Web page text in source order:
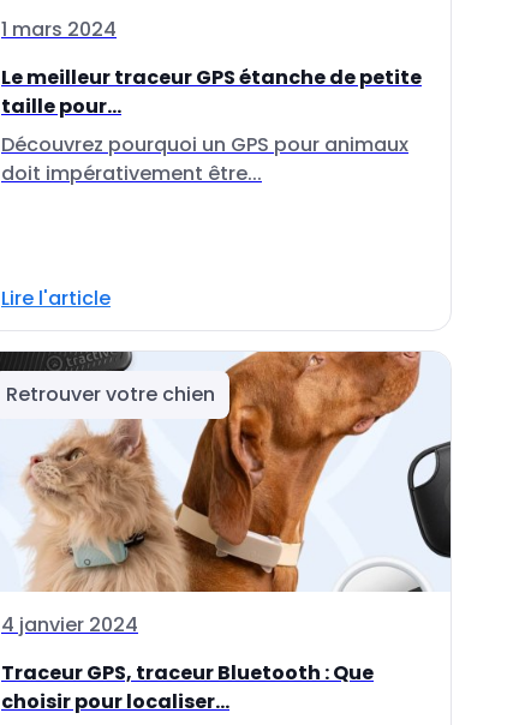
1 mars 2024
Le meilleur traceur GPS étanche de petite
taille pour...
Découvrez pourquoi un GPS pour animaux
doit impérativement être...
Lire l'article
Retrouver votre chien
4 janvier 2024
Traceur GPS, traceur Bluetooth : Que
choisir pour localiser...